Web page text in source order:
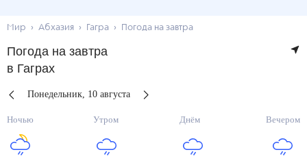
Мир Абхазия Гагра Погода на завтра
Погода на завтра
в Гаграх
Понедельник , 10августа
Ночью Утром Днём Вечером